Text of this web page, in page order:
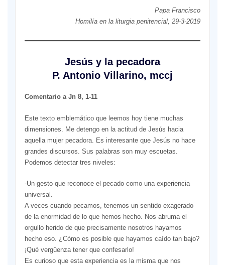
Papa Francisco
Homilía en la liturgia penitencial, 29-3-2019
Jesús y la pecadora
P. Antonio Villarino, mccj
Comentario a Jn 8, 1-11
Este texto emblemático que leemos hoy tiene muchas
dimensiones. Me detengo en la actitud de Jesús hacia
aquella mujer pecadora. Es interesante que Jesús no hace
grandes discursos. Sus palabras son muy escuetas.
Podemos detectar tres niveles:
-Un gesto que reconoce el pecado como una experiencia
universal.
A veces cuando pecamos, tenemos un sentido exagerado
de la enormidad de lo que hemos hecho. Nos abruma el
orgullo herido de que precisamente nosotros hayamos
hecho eso. ¿Cómo es posible que hayamos caído tan bajo?
¡Qué vergüenza tener que confesarlo!
Es curioso que esta experiencia es la misma que nos